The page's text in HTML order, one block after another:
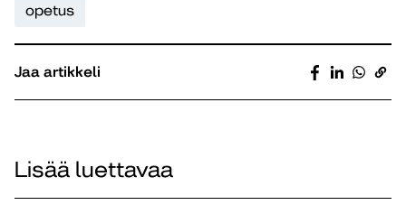
opetus
Jaa artikkeli
Lisää luettavaa